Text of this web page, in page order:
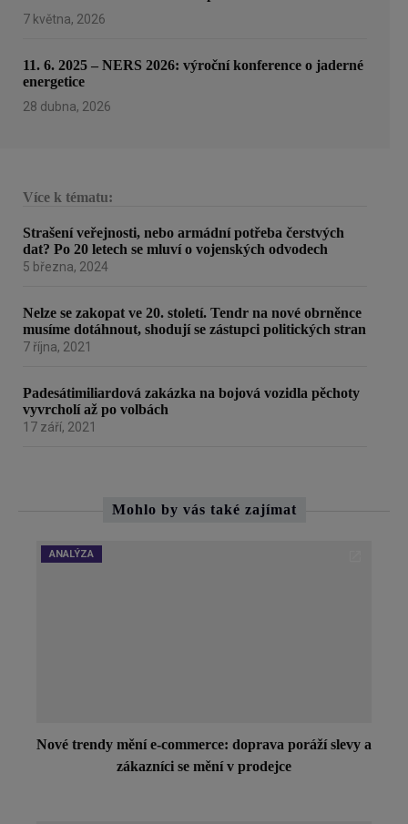
7 května, 2026
11. 6. 2025 – NERS 2026: výroční konference o jaderné
energetice
28 dubna, 2026
Více k tématu:
Strašení veřejnosti, nebo armádní potřeba čerstvých
dat? Po 20 letech se mluví o vojenských odvodech
5 března, 2024
Nelze se zakopat ve 20. století. Tendr na nové obrněnce
musíme dotáhnout, shodují se zástupci politických stran
7 října, 2021
Padesátimiliardová zakázka na bojová vozidla pěchoty
vyvrcholí až po volbách
17 září, 2021
Mohlo by vás také zajímat
ANALÝZA
Nové trendy mění e-commerce: doprava poráží slevy a
zákazníci se mění v prodejce